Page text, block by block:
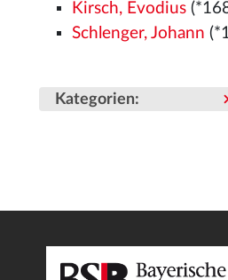
Kirsch, Evodius
Schlenger, Johann
Kategorien: